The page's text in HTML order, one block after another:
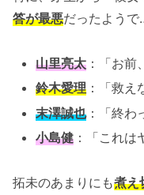
答が最悪だったよう
山里亮太 ：「お前
鈴木愛理 ：「救え
末澤誠也：「終わ
小島健 ：「これは
拓未のあまりにも煮え